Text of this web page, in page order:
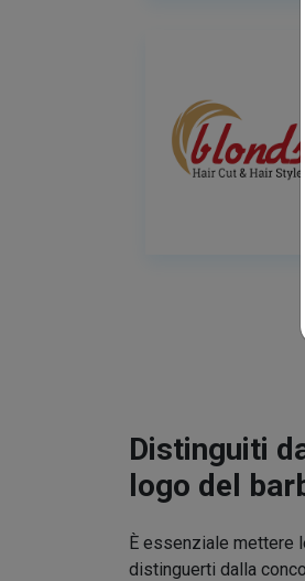
Distinguiti
logo del
È essenziale mettere
distinguerti dalla